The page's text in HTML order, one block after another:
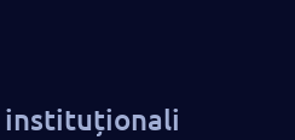
instituționali